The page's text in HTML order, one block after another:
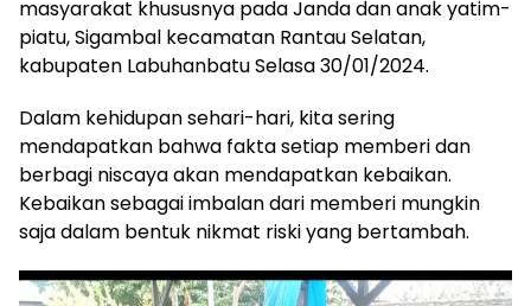
masyarakat khususnya pada Janda dan anak yatim-
piatu, Sigambal kecamatan Rantau Selatan,
kabupaten Labuhanbatu Selasa 30/01/2024.
Dalam kehidupan sehari-hari, kita sering
mendapatkan bahwa fakta setiap memberi dan
berbagi niscaya akan mendapatkan kebaikan.
Kebaikan sebagai imbalan dari memberi mungkin
saja dalam bentuk nikmat riski yang bertambah.